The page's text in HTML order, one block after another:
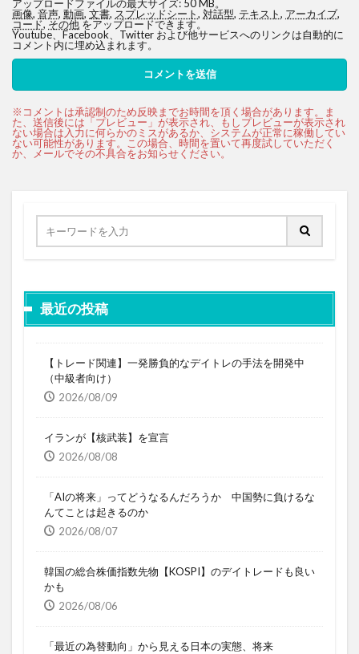
アップロードファイルの最大サイズ: 50 MB。
画像, 音声, 動画, 文書, スプレッドシート, 対話型, テキスト, アーカイブ,
コード,その他をアップロードできます。
Youtube、Facebook、Twitter および他サービスへのリンクは自動的に
コメント内に埋め込まれます。
最近の投稿
【トレード関連】一発勝負的なデイトレの手法を開発中
（中級者向け）
2026/08/09
イランが【核武装】を宣言
2026/08/08
「AIの将来」ってどうなるんだろうか 中国勢に負けるな
んてことは起きるのか
2026/08/07
韓国の総合株価指数先物【KOSPI】のデイトレードも良い
かも
2026/08/06
「最近の為替動向」から見える日本の実態、将来